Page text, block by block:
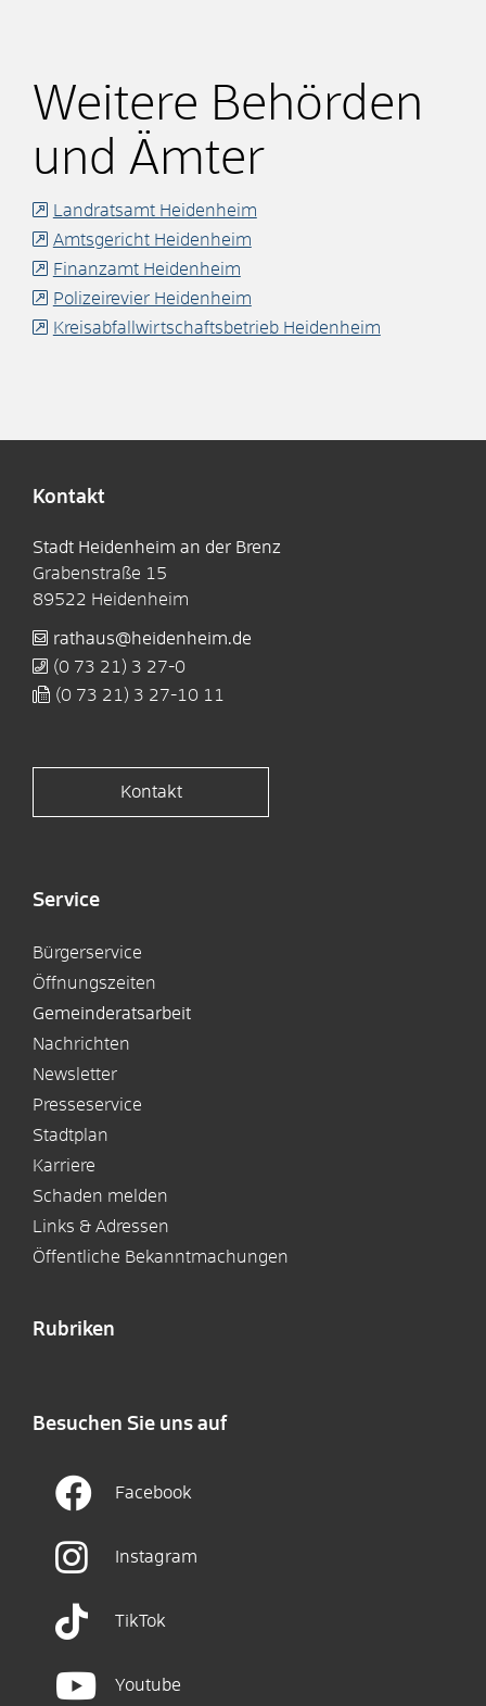
Weitere Behörden
und Ämter
Landratsamt Heidenheim
Amtsgericht Heidenheim
Finanzamt Heidenheim
Polizeirevier Heidenheim
Kreisabfallwirtschaftsbetrieb Heidenheim
Kontakt
Stadt Heidenheim an der Brenz
Grabenstraße 15
89522 Heidenheim
rathaus@heidenheim.de
(0 73 21) 3 27-0
(0 73 21) 3 27-10 11
Kontakt
Service
Bürgerservice
Öffnungszeiten
Gemeinderatsarbeit
Nachrichten
Newsletter
Presseservice
Stadtplan
Karriere
Schaden melden
Links & Adressen
Öffentliche Bekanntmachungen
Rubriken
Besuchen Sie uns auf
Facebook
Instagram
TikTok
Youtube